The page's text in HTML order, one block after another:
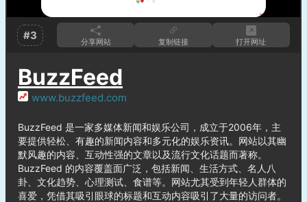
#3 分享网站 复制链接 打开网址
BuzzFeed
www.buzzfeed.com
BuzzFeed 是一家多媒体新闻和娱乐公司，成立于2006年，主
要提供轻松、有趣的新闻内容和多元化的娱乐资讯。网站以其幽
默风趣的内容、互动性强的文章以及流行文化话题而著称。
BuzzFeed 的内容覆盖面广泛，包括新闻、生活方式、名人八
卦、文化趋势、心理测试、食谱等。网站尤其受到年轻人群体的
喜爱，凭借其吸引眼球的标题和互动内容吸引了大量的访问者。